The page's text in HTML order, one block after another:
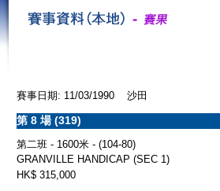
賽事日期: 11/03/1990 沙田
第 8 場 (319)
第二班 - 1600米 - (104-80)
GRANVILLE HANDICAP (SEC 1)
HK$ 315,000